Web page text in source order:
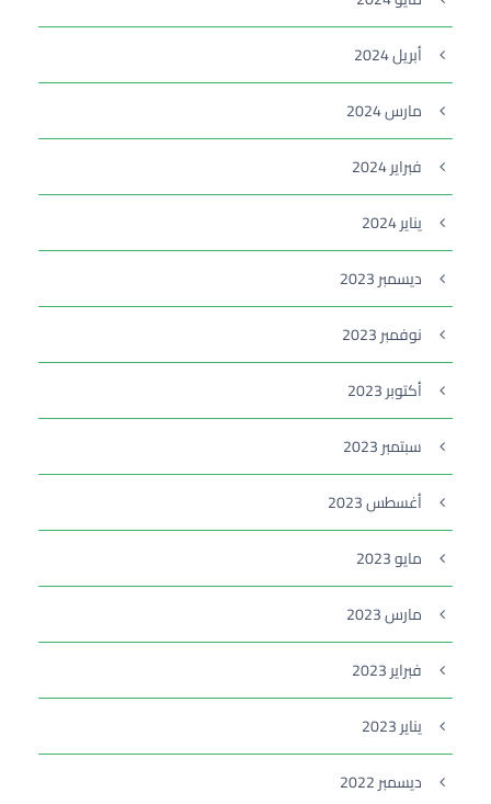
أبريل 2024
مارس 2024
فبراير 2024
يناير 2024
ديسمبر 2023
نوفمبر 2023
أكتوبر 2023
سبتمبر 2023
أغسطس 2023
مايو 2023
مارس 2023
فبراير 2023
يناير 2023
ديسمبر 2022